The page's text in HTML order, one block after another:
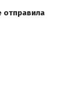
отправила